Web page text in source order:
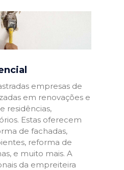
empresas de
em renovações e
residências,
Estas oferecem
de fachadas,
reforma de
e muito mais. A
da empreiteira